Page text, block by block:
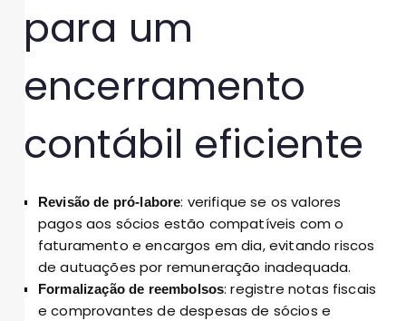
para um
encerramento
contábil eficiente
Revisão de pró-labore: verifique se os valores
pagos aos sócios estão compatíveis com o
faturamento e encargos em dia, evitando riscos
de autuações por remuneração inadequada.
Formalização de reembolsos: registre notas fiscais
e comprovantes de despesas de sócios e